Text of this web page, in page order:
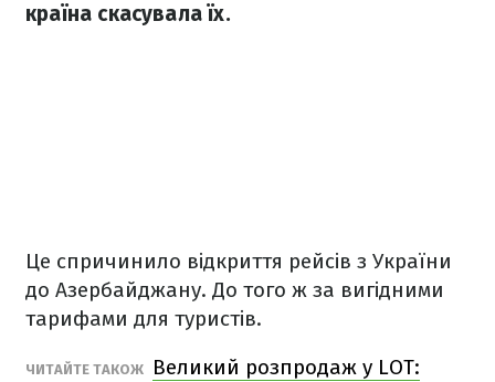
країна скасувала їх.
Це спричинило відкриття рейсів з України
до Азербайджану. До того ж за вигідними
тарифами для туристів.
ЧИТАЙТЕ ТАКОЖ
Великий розпродаж у LOT: